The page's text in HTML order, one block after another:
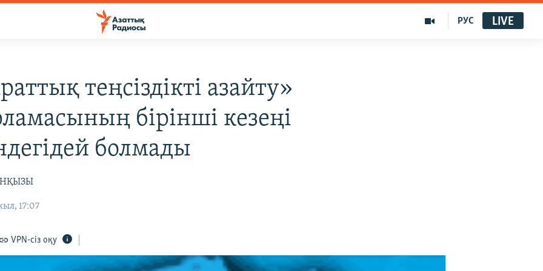
РУС LIVE
теңсіздікті азайту»
бірінші кезеңі
болмады
17:07
VPN-сіз оқу